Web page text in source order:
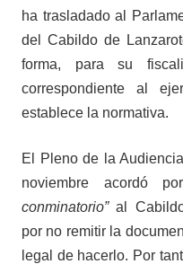
ha trasladado al
del Cabildo de
forma, para su
correspondiente al
establece la normativa.
El Pleno de la
noviembre acordó
conminatorio”al
por no remitir la
legal de hacerlo. Por